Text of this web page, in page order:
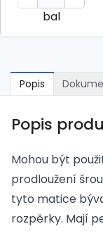
bal
Popis
Popis
Mohou být
prodloužení
tyto matice
rozpěrky. Mají